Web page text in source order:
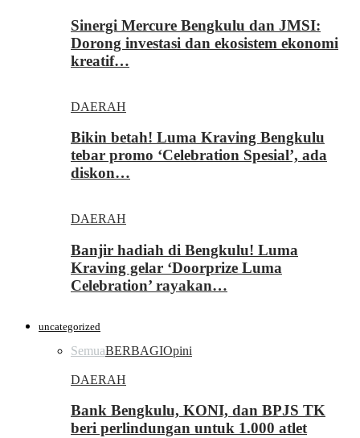
Sinergi Mercure Bengkulu dan JMSI:
Dorong investasi dan ekosistem ekonomi
kreatif…
DAERAH
Bikin betah! Luma Kraving Bengkulu
tebar promo ‘Celebration Spesial’, ada
diskon…
DAERAH
Banjir hadiah di Bengkulu! Luma
Kraving gelar ‘Doorprize Luma
Celebration’ rayakan…
uncategorized
SemuaBERBAGIOpini
DAERAH
Bank Bengkulu, KONI, dan BPJS TK
beri perlindungan untuk 1.000 atlet